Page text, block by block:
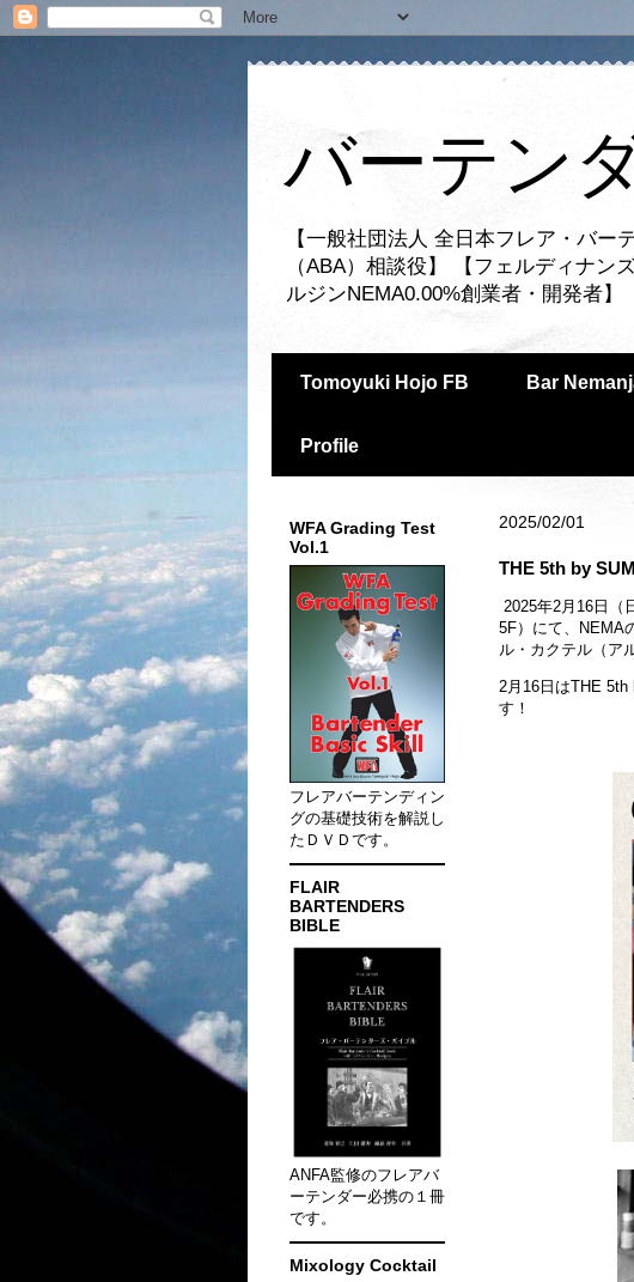
バーテン
【一般社団法人 全日本フレア・バ
（ABA）相談役】 【フェルディナ
ルジンNEMA0.00%創業者・開発者
Tomoyuki Hojo FB Bar
Profile
2025/02/01
THE 5th by
2025年2月16日（
5F）にて、NEMA
ル・カクテル（ア
2月16日はTHE 5th
す！
WFA Grading Test
Vol.1
フレアバーテンディン
グの基礎技術を解説し
たＤＶＤです。
FLAIR
BARTENDERS
BIBLE
ANFA監修のフレアバ
ーテンダー必携の１冊
です。
Mixology Cocktail